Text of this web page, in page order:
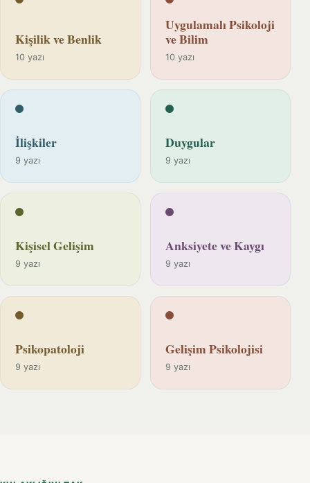
Kişilik ve Benlik
10 yazı
Uygulamalı Psikoloji
ve Bilim
10 yazı
İlişkiler
9 yazı
Duygular
9 yazı
Kişisel Gelişim
9 yazı
Anksiyete ve Kaygı
9 yazı
Psikopatoloji
9 yazı
Gelişim Psikolojisi
9 yazı